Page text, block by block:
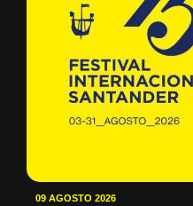
09 AGOSTO 2026